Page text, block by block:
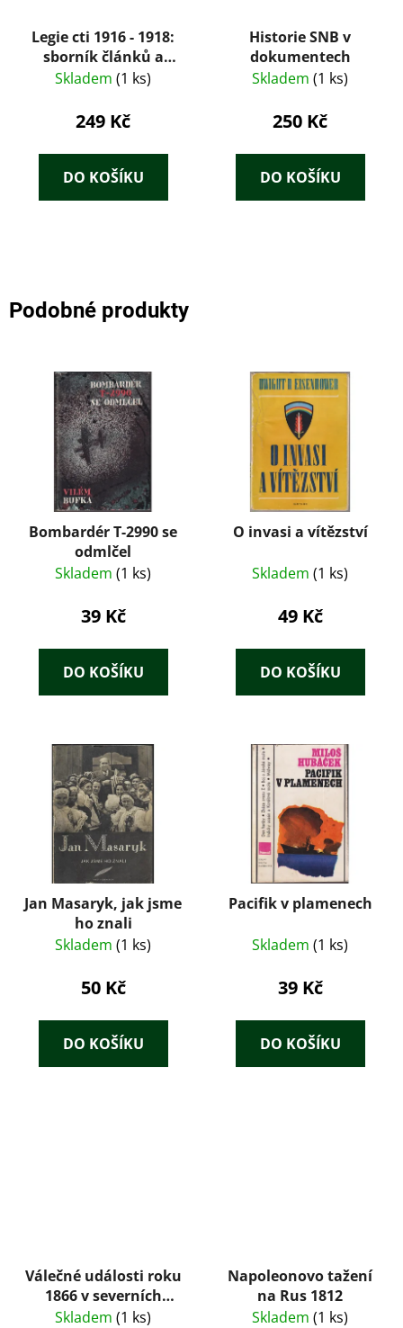
Legie cti 1916 - 1918:
sborník článků a
vzpomínek
Skladem (1 ks)
249 Kč
DO KOŠÍKU
Historie SNB v
dokumentech
Skladem (1 ks)
250 Kč
DO KOŠÍKU
Podobné produkty
Bombardér T-2990 se
odmlčel
Skladem (1 ks)
39 Kč
DO KOŠÍKU
O invasi a vítězství
Skladem (1 ks)
49 Kč
DO KOŠÍKU
Jan Masaryk, jak jsme
ho znali
Skladem (1 ks)
50 Kč
DO KOŠÍKU
Pacifik v plamenech
Skladem (1 ks)
39 Kč
DO KOŠÍKU
Válečné události roku
1866 v severních
Čechách
Skladem (1 ks)
Napoleonovo tažení
na Rus 1812
Skladem (1 ks)